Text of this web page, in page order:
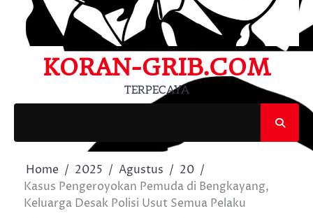
KORAN-GRIB.COM
TERPECAYA
Home 2025 Agustus
20
Kasus Pengeroyokan Pemuda di Bengkayang,
Keluarga Desak Polisi Usut Semua Pelaku